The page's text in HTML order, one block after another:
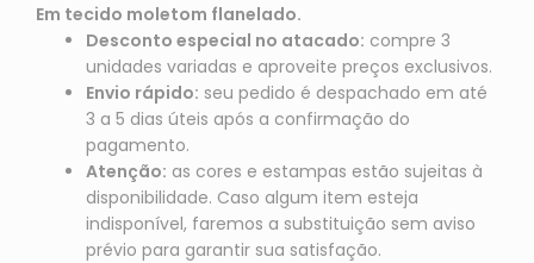
Em tecido moletom flanelado.
Desconto especial no atacado: compre 3
unidades variadas e aproveite preços exclusivos.
Envio rápido: seu pedido é despachado em até
3 a 5 dias úteis após a confirmação do
pagamento.
Atenção: as cores e estampas estão sujeitas à
disponibilidade. Caso algum item esteja
indisponível, faremos a substituição sem aviso
prévio para garantir sua satisfação.